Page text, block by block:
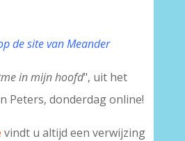
de site van Meander
in mijn hoofd", uit het
Peters, donderdag online!
vindt u altijd een verwijzing